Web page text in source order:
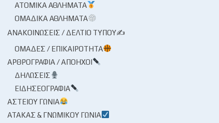
ΑΤΟΜΙΚΆ ΑΘΛΉΜΑΤΑ
ΟΜΑΔΙΚΆ ΑΘΛΉΜΑΤΑ
ΑΝΑΚΟΙΝΏΣΕΙΣ / ΔΕΛΤΊΟ ΤΎΠΟΥ✍
ΟΜΆΔΕΣ / ΕΠΙΚΑΙΡΌΤΗΤΑ
ΑΡΘΡΟΓΡΑΦΊΑ / ΑΠΌΗΧΟΙ
ΔΗΛΏΣΕΙΣ
ΕΙΔΗΣΕΟΓΡΑΦΊΑ
ΑΣΤΕΊΟΥ ΓΩΝΊΑ
ΑΤΆΚΑΣ & ΓΝΩΜΙΚΟΎ ΓΩΝΊΑ